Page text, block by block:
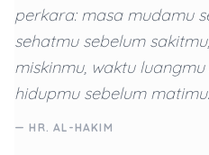
perkara: masa mudamu
sehatmu sebelum
miskinmu, waktu
hidupmu sebelum
— HR. AL-HAKIM